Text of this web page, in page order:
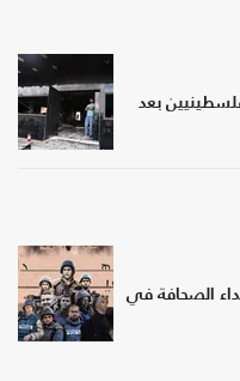
بعد
الصحافة في